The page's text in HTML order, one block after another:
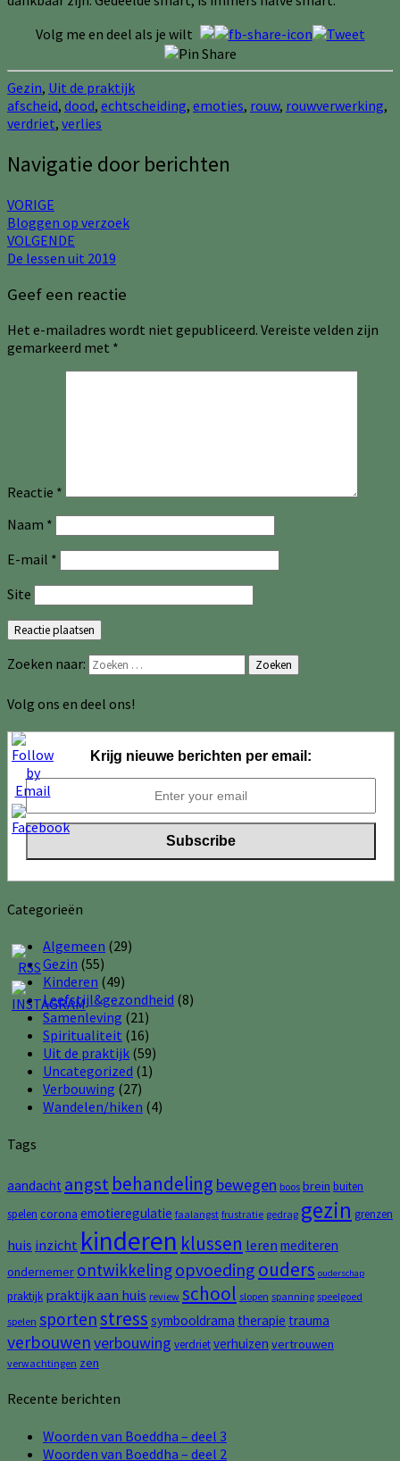
Volg me en deel als je wilt
Gezin, Uit de praktijk
afscheid, dood, echtscheiding, emoties, rouw, rouwverwerking,
verdriet, verlies
Navigatie door berichten
VORIGE
Bloggen op verzoek
VOLGENDE
De lessen uit 2019
Geef een reactie
Het e-mailadres wordt niet gepubliceerd. Vereiste velden zijn
gemarkeerd met *
Reactie *
Naam *
E-mail *
Site
Zoeken naar: Zoeken
Volg ons en deel ons!
Krijg nieuwe berichten per email:
Categorieën
Algemeen (29)
Gezin (55)
Kinderen (49)
Leefstijl&gezondheid (8)
Samenleving (21)
Spiritualiteit (16)
Uit de praktijk (59)
Uncategorized (1)
Verbouwing (27)
Wandelen/hiken (4)
Tags
aandacht angst behandeling bewegen boos brein buiten
spelen corona emotieregulatie faalangst frustratie gedrag gezin grenzen
huis inzicht kinderen klussen leren mediteren
ondernemer ontwikkelingopvoeding ouders ouderschap
praktijk praktijk aan huis review school slopen spanning speelgoed
spelen sportenstress symbooldrama therapie trauma
verbouwenverbouwing verdrietverhuizen vertrouwen
verwachtingen zen
Recente berichten
Woorden van Boeddha – deel 3
Woorden van Boeddha – deel 2